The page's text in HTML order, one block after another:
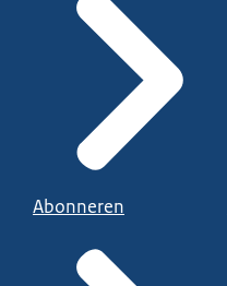
Abonneren